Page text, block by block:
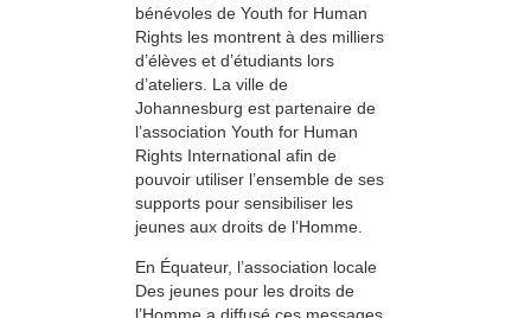
bénévoles de Youth for Human
Rights les montrent à des milliers
d’élèves et d’étudiants lors
d’ateliers. La ville de
Johannesburg est partenaire de
l’association Youth for Human
Rights International afin de
pouvoir utiliser l’ensemble de ses
supports pour sensibiliser les
jeunes aux droits de l’Homme.
En Équateur, l’association locale
Des jeunes pour les droits de